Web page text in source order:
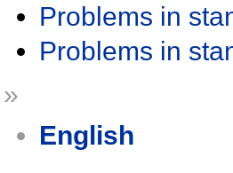
Problems in
Problems in
»
English